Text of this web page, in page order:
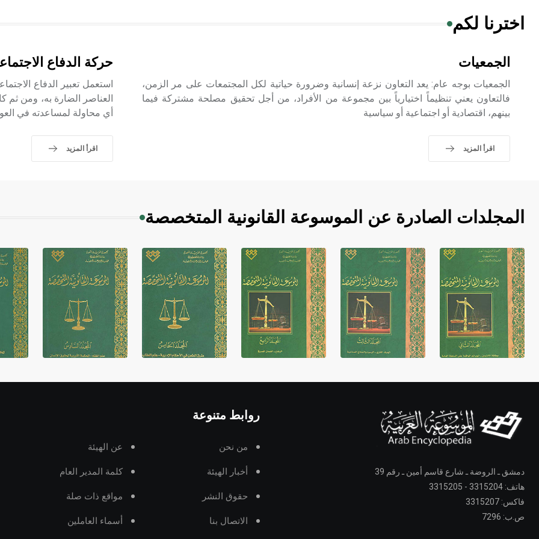
اخترنا لكم
الجمعيات
الجمعيات بوجه عام: يعد التعاون نزعة إنسانية وضرورة حياتية لكل المجتمعات على مر الزمن،
فالتعاون يعني تنظيماً اختيارياً بين مجموعة من الأفراد، من أجل تحقيق مصلحة مشتركة فيما
بينهم، اقتصادية أو اجتماعية أو سياسية
اقرأ المزيد
حركة الدفاع
العناصر الضارة به، ومن
أي محاولة لمساعدته في
اقرأ المزيد
المجلدات الصادرة عن الموسوعة القانونية المتخصصة
دمشق ـ الروضة ـ شارع قاسم أمين ـ رقم 39
هاتف: 3315204 - 3315205
فاكس: 3315207
ص.ب: 7296
روابط متنوعة
من نحن عن الهيئة
أخبار الهيئة كلمة المدير العام
حقوق النشر مواقع ذات صلة
الاتصال بنا أسماء العاملين